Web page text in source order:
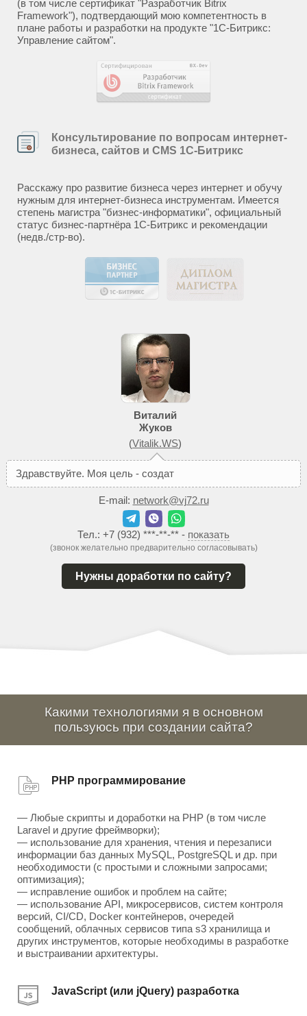
(в том числе сертификат "Разработчик Bitrix
Framework"), подтвердающий мою компетентность в
плане работы и разработки на продукте "1С-Битрикс:
Управление сайтом".
Консультирование по вопросам интернет-
бизнеса, сайтов и CMS 1С-Битрикс
Расскажу про развитие бизнеса через интернет и обучу
нужным для интернет-бизнеса инструментам. Имеется
степень магистра "бизнес-информатики", официальный
статус бизнес-партнёра 1С-Битрикс и рекомендации
(недв./стр-во).
Виталий
Жуков
(Vitalik.WS)
Здравствуйте. Моя цель - создать
E-mail: network@vj72.ru
Тел.: +7 (932) ***-**-** - показать
(звонок желательно предварительно согласовывать)
Нужны доработки по сайту?
Какими технологиями я в основном
пользуюсь при создании сайта?
PHP программирование
— Любые скрипты и доработки на PHP (в том числе
Laravel и другие фреймворки);
— использование для хранения, чтения и перезаписи
информации баз данных MySQL, PostgreSQL и др. при
необходимости (с простыми и сложными запросами;
оптимизация);
— исправление ошибок и проблем на сайте;
— использование API, микросервисов, систем контроля
версий, CI/CD, Docker контейнеров, очередей
сообщений, облачных сервисов типа s3 хранилища и
других инструментов, которые необходимы в разработке
и выстраивании архитектуры.
JavaScript (или jQuery) разработка